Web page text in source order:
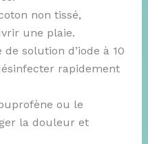
non tissé,
une plaie.
solution d’iode à 10
rapidement
ou le
la douleur et